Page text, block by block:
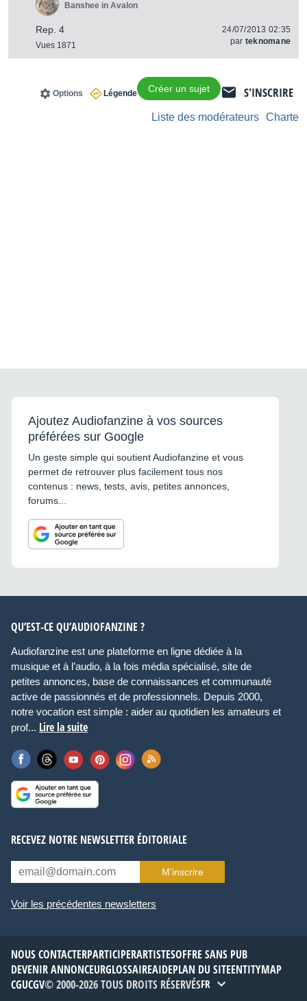
Rep. 4
Vues 1871
Banshee in Avalon
24/07/2013 02:35
par teknomane
S'INSCRIRE
Créer un sujet
Légende
Options
Charte
Liste des modérateurs
Ajoutez Audiofanzine à vos sources
préférées sur Google
Un geste simple qui soutient Audiofanzine et vous
permet de retrouver plus facilement tous nos
contenus : news, tests, avis, petites annonces,
forums...
QU’EST-CE QU’AUDIOFANZINE ?
Audiofanzine est une plateforme en ligne dédiée à la
musique et à l’audio, à la fois média spécialisé, site de
petites annonces, base de connaissances et communauté
active de passionnés et de professionnels. Depuis 2000,
notre vocation est simple : aider au quotidien les amateurs et
prof... Lire la suite
RECEVEZ NOTRE NEWSLETTER ÉDITORIALE
M’inscrire
Voir les précédentes newsletters
NOUS CONTACTERPARTICIPERARTISTESOFFRE SANS PUB
DEVENIR ANNONCEURGLOSSAIREAIDEPLAN DU SITEENTITYMAP
CGUCGV© 2000-2026 TOUS DROITS RÉSERVÉSFR